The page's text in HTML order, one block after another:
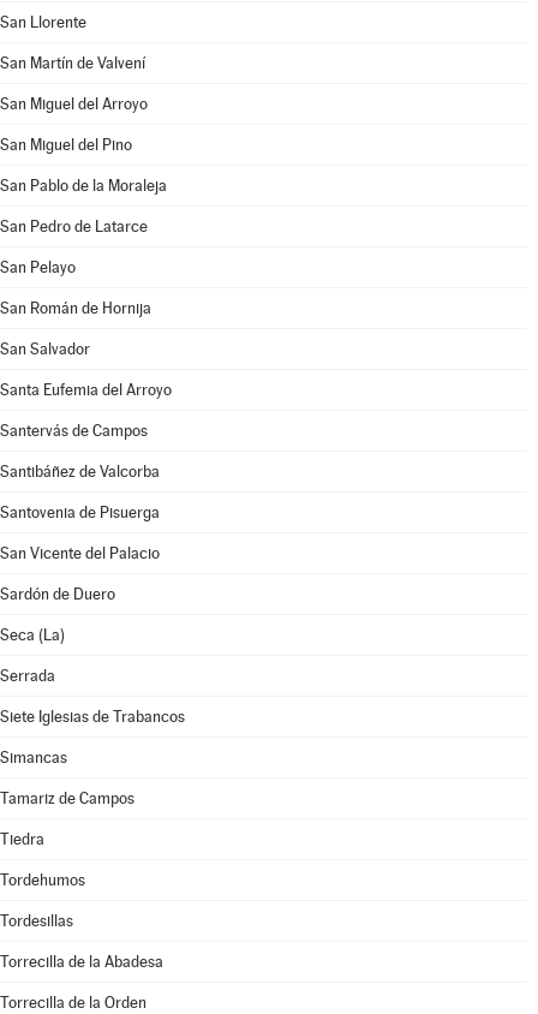
San Llorente
San Martín de Valvení
San Miguel del Arroyo
San Miguel del Pino
San Pablo de la Moraleja
San Pedro de Latarce
San Pelayo
San Román de Hornija
San Salvador
Santa Eufemia del Arroyo
Santervás de Campos
Santibáñez de Valcorba
Santovenia de Pisuerga
San Vicente del Palacio
Sardón de Duero
Seca (La)
Serrada
Siete Iglesias de Trabancos
Simancas
Tamariz de Campos
Tiedra
Tordehumos
Tordesillas
Torrecilla de la Abadesa
Torrecilla de la Orden